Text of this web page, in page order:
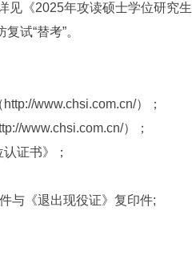
《2025年攻读硕士学位研究生
试“替考”。
www.chsi.com.cn/）；
www.chsi.com.cn/）；
证书》；
与《退出现役证》复印件;